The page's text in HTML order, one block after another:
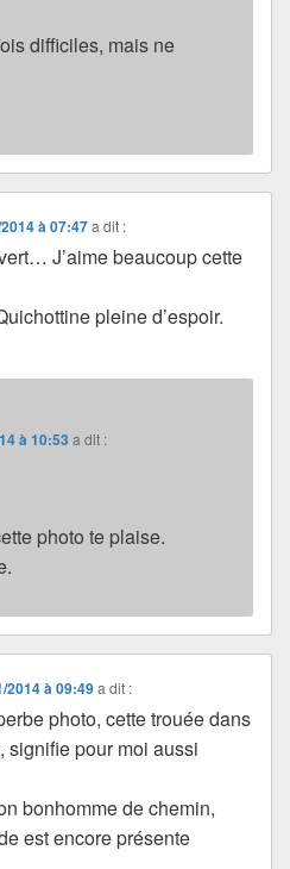
difficiles, mais ne
à 07:47 a dit :
J’aime beaucoup cette
pleine d’espoir.
à 10:53 a dit :
photo te plaise.
2014 à 09:49 a dit :
photo, cette trouée dans
signifie pour moi aussi
bonhomme de chemin,
est encore présente